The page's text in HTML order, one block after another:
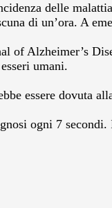
delle
di un’ora. A
of Alzheimer’s
umani.
essere dovuta
ogni 7